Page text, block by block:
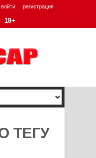
войти регистрация
18+
ТЕГУ